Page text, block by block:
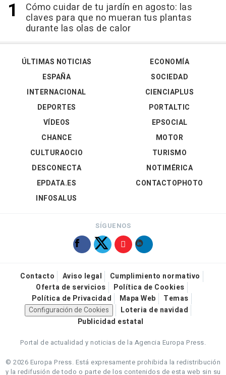
Cómo cuidar de tu jardín en agosto: las
claves para que no mueran tus plantas
durante las olas de calor
ÚLTIMAS NOTICIAS
ESPAÑA
INTERNACIONAL
DEPORTES
VÍDEOS
ECONOMÍA
SOCIEDAD
CIENCIAPLUS
PORTALTIC
EPSOCIAL
CHANCE
CULTURAOCIO
DESCONECTA
EPDATA.ES
INFOSALUS
MOTOR
TURISMO
NOTIMÉRICA
CONTACTOPHOTO
SÍGUENOS
Contacto Aviso legal
Cumplimiento normativo
Oferta de servicios
Política de Cookies
Política de Privacidad
Mapa Web
Temas
Configuración de Cookies
Loteria de navidad
Publicidad estatal
Portal de actualidad y noticias de la Agencia Europa Press.
© 2026 Europa Press. Está expresamente prohibida la redistribución
y la redifusión de todo o parte de los contenidos de esta web sin su